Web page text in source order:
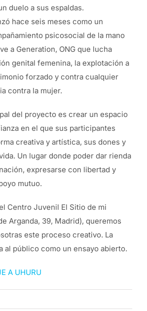
duelo a sus espaldas.
hace seis meses como un
psicosocial de la mano
a Generation, ONG que lucha
genital femenina, la explotación a
forzado y contra cualquier
contra la mujer.
del proyecto es crear un espacio
en el que sus participantes
creativa y artística, sus dones y
Un lugar donde poder dar rienda
expresarse con libertad y
mutuo.
Centro Juvenil El Sitio de mi
Arganda, 39, Madrid), queremos
este proceso creativo. La
al público como un ensayo abierto.
A UHURU